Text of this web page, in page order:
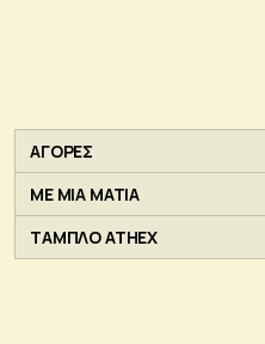
ΑΓΟΡΕΣ
ΜΕ ΜΙΑ ΜΑΤΙΑ
ΤΑΜΠΛΟ ATHEX